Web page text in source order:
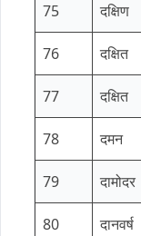
75 दक्षिण
76 दक्षित
77 दक्षित
78 दमन
79 दामोदर
80 दानवर्ष